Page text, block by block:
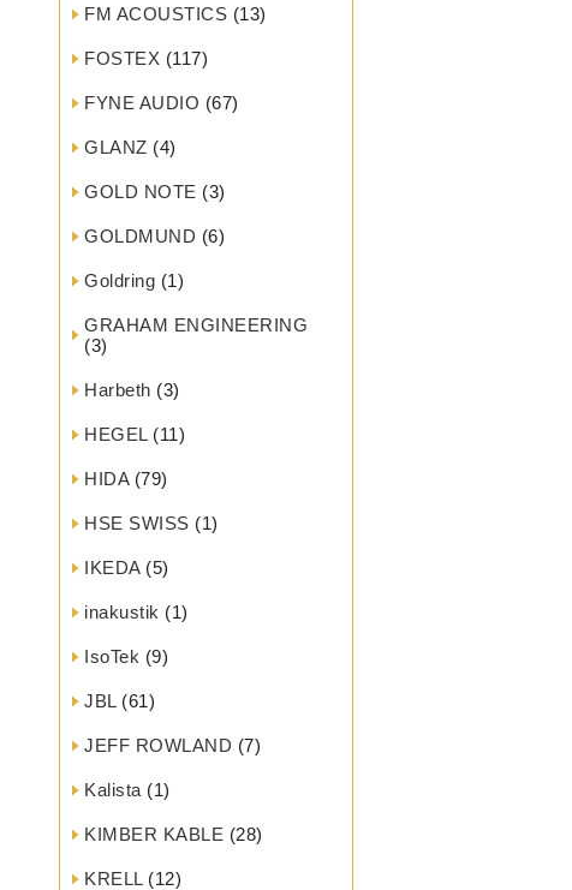
FM ACOUSTICS (13)
FOSTEX (117)
FYNE AUDIO (67)
GLANZ (4)
GOLD NOTE (3)
GOLDMUND (6)
Goldring (1)
GRAHAM ENGINEERING
(3)
Harbeth (3)
HEGEL(11)
HIDA(79)
HSE SWISS (1)
IKEDA(5)
inakustik (1)
IsoTek (9)
JBL(61)
JEFF ROWLAND (7)
Kalista (1)
KIMBER KABLE (28)
KRELL(12)